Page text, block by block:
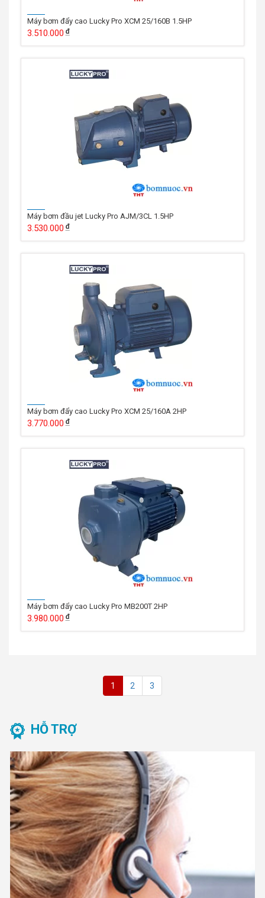
Máy bơm đẩy cao Lucky Pro XCM 25/160B 1.5HP
3.510.000
Máy bơm đầu jet Lucky Pro AJM/3CL 1.5HP
3.530.000
Máy bơm đẩy cao Lucky Pro XCM 25/160A 2HP
3.770.000
Máy bơm đẩy cao Lucky Pro MB200T 2HP
3.980.000
1 2 3
HỖ TRỢ